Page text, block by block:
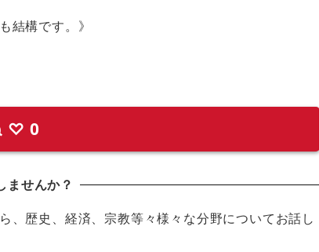
結構です。》
♡ 0
ませんか？
、歴史、経済、宗教等々様々な分野についてお話し